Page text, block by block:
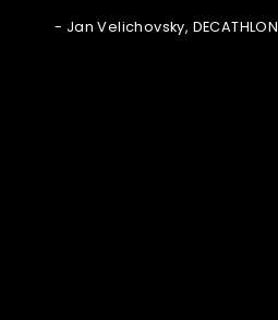
- Jan Velichovsky, DECATHLON